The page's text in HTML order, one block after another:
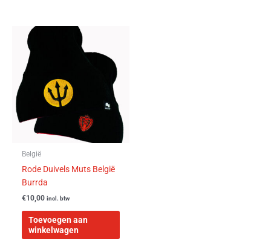
België
Rode Duivels Muts België
Burrda
€10,00 incl. btw
Toevoegen aan
winkelwagen